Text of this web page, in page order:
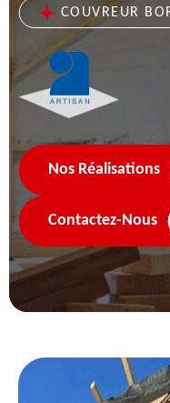
COUVREUR
Nos Réalisations
Contactez-Nous